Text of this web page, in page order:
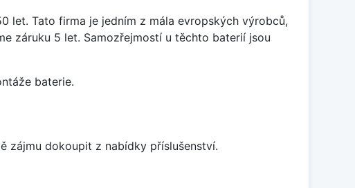
let. Tato firma je jedním z mála evropských výrobců,
záruku 5 let. Samozřejmostí u těchto baterií jsou
baterie.
zájmu dokoupit z nabídky příslušenství.